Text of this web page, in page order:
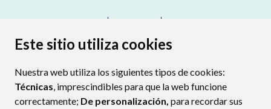
Este sitio utiliza cookies
Nuestra web utiliza los siguientes tipos de cookies:
Técnicas, imprescindibles para que la web funcione
correctamente; De personalización, para recordar sus
PROTECCIÓN DE DATOS
POLÍTICA DE COOKIES
ENLACE EXTERNO AL